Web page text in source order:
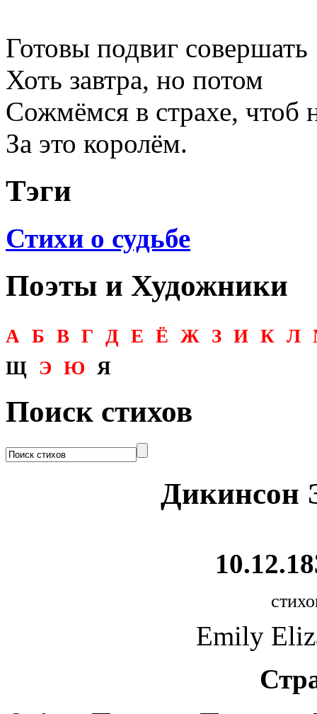
Готовы подвиг совершать
Хоть завтра, но потом
Сожмёмся в страхе, чтоб
За это королём.
Тэги
Стихи о судьбе
Поэты и Художники
А Б В Г Д Е Ё Ж З И К Л
Щ
Э Ю Я
Поиск стихов
Дикинсон
Emily